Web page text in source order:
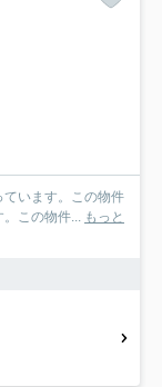
います。この物件
この物件... もっと